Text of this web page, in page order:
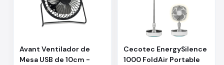
Avant Ventilador de
Mesa USB de 10cm -
Cecotec EnergySilence
1000 FoldAir Portable